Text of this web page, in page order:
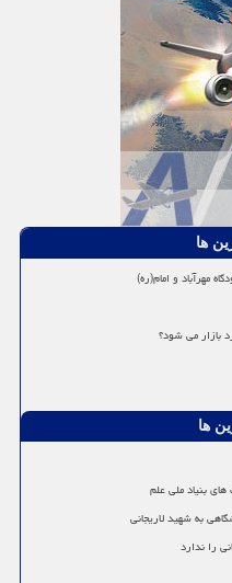
ها
مهرآباد و امام(ره)
بازار می شود؟
ها
بنیاد ملی علم
به شهید لاریجانی